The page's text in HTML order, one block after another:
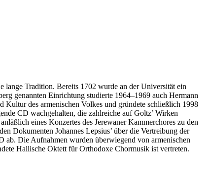
lange Tradition. Bereits 1702 wurde an der Universität ein
genannten Einrichtung studierte 1964–1969 auch Hermann
Kultur des armenischen Volkes und gründete schließlich 1998
CD wachgehalten, die zahlreiche auf Goltz’ Wirken
eines Konzertes des Jerewaner Kammerchores zu den
Dokumenten Johannes Lepsius’ über die Vertreibung der
ab. Die Aufnahmen wurden überwiegend von armenischen
Hallische Oktett für Orthodoxe Chormusik ist vertreten.